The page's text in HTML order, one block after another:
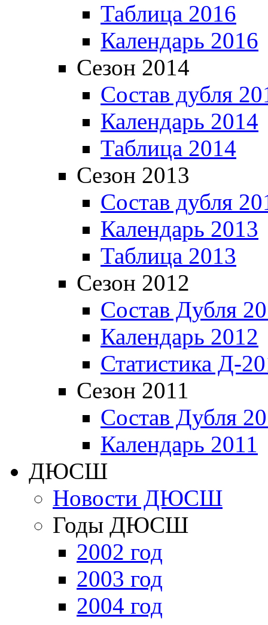
Таблица 2016
Календарь 2016
Сезон 2014
Состав дубля
Календарь 2014
Таблица 2014
Сезон 2013
Состав дубля
Календарь 2013
Таблица 2013
Сезон 2012
Состав Дубля
Календарь 2012
Статистика Д-
Сезон 2011
Состав Дубля
Календарь 2011
ДЮСШ
Новости ДЮСШ
Годы ДЮСШ
2002 год
2003 год
2004 год